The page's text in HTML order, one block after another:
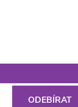
ODEBÍRAT